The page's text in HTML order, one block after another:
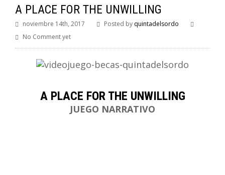
A PLACE FOR THE UNWILLING
noviembre 14th, 2017 Posted by quintadelsordo
No Comment yet
A PLACE FOR THE UNWILLING
JUEGO NARRATIVO